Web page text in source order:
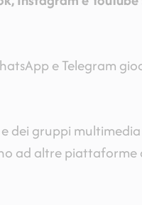
e Telegram
dei gruppi
ad altre piattaforme